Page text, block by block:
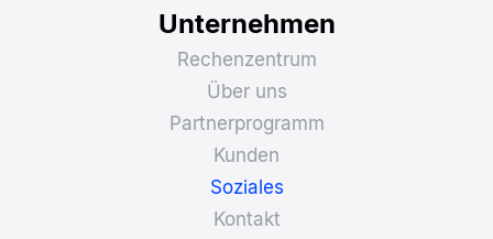
Marktanteil WordPress
WordPress Security
Presse & Medien
Newsletter
Blog
ADV